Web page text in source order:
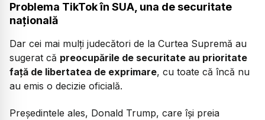
Problema TikTok în SUA, una de securitate
națională
Dar cei mai mulți judecători de la Curtea Supremă au
sugerat că preocupările de securitate au prioritate
față de libertatea de exprimare, cu toate că încă nu
au emis o decizie oficială.
Președintele ales, Donald Trump, care își preia